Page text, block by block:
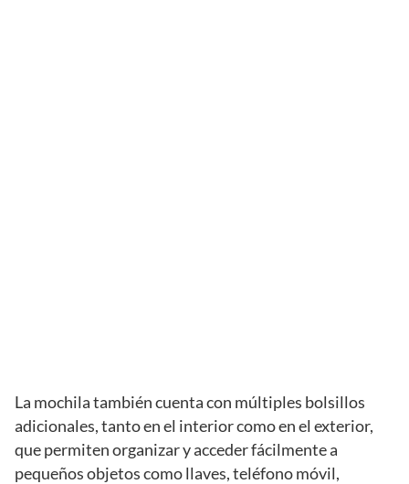
La mochila también cuenta con múltiples bolsillos
adicionales, tanto en el interior como en el exterior,
que permiten organizar y acceder fácilmente a
pequeños objetos como llaves, teléfono móvil,